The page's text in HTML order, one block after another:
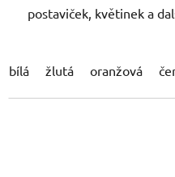
postaviček, květinek a
bílá žlutá oranžová